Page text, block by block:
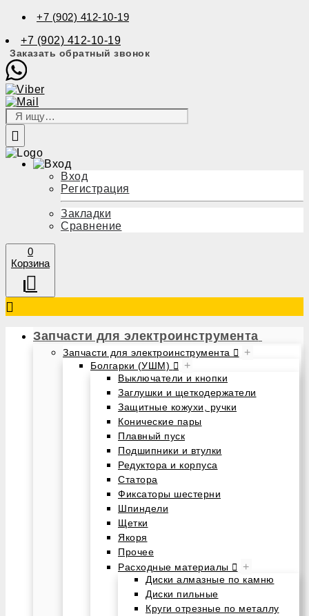
+7 (902) 412-10-19
+7 (902) 412-10-19
Заказать обратный звонок
Вход
Регистрация
Закладки
Сравнение
0
Корзина
Запчасти для электроинструмента
Запчасти для электроинструмента +
Болгарки (УШМ) +
Выключатели и кнопки
Заглушки и щеткодержатели
Защитные кожухи, ручки
Конические пары
Плавный пуск
Подшипники и втулки
Редуктора и корпуса
Статора
Фиксаторы шестерни
Шпиндели
Щетки
Якоря
Прочее
Расходные материалы
+
Диски алмазные по камню
Диски пильные
Круги отрезные по металлу